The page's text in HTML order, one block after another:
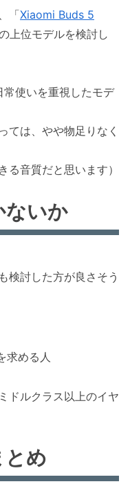
「Xiaomi Buds 5
上位モデルを検討し
使いを重視したモデ
ては、やや物足りなく
る音質だと思います）
ないか
検討した方が良さそう
求める人
ドルクラス以上のイヤ
め